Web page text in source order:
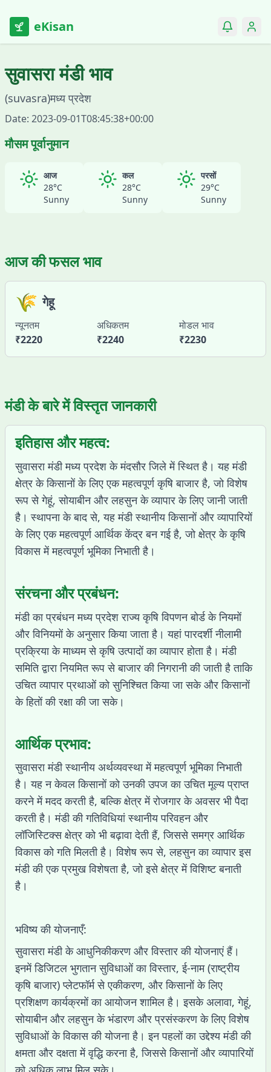
eKisan
सुवासरामंडी भाव
(suvasra)मध्य प्रदेश
Date: 2023-09-01T08:45:38+00:00
मौसम पूर्वानुमान
आज
28°C
Sunny
कल
28°C
Sunny
परसों
29°C
Sunny
आज की फसल भाव
🌾 गेहू
न्यूनतम
₹2220
अधिकतम
₹2240
मोडल भाव
₹2230
मंडी के बारे में विस्तृत जानकारी
इतिहास और महत्व:
सुवासरा मंडी मध्य प्रदेश के मंदसौर जिले में स्थित है। यह मंडी
क्षेत्र के किसानों के लिए एक महत्वपूर्ण कृषि बाजार है, जो विशेष
रूप से गेहूं, सोयाबीन और लहसुन के व्यापार के लिए जानी जाती
है। स्थापना के बाद से, यह मंडी स्थानीय किसानों और व्यापारियों
के लिए एक महत्वपूर्ण आर्थिक केंद्र बन गई है, जो क्षेत्र के कृषि
विकास में महत्वपूर्ण भूमिका निभाती है।
संरचना और प्रबंधन:
मंडी का प्रबंधन मध्य प्रदेश राज्य कृषि विपणन बोर्ड के नियमों
और विनियमों के अनुसार किया जाता है। यहां पारदर्शी नीलामी
प्रक्रिया के माध्यम से कृषि उत्पादों का व्यापार होता है। मंडी
समिति द्वारा नियमित रूप से बाजार की निगरानी की जाती है ताकि
उचित व्यापार प्रथाओं को सुनिश्चित किया जा सके और किसानों
के हितों की रक्षा की जा सके।
आर्थिक प्रभाव:
सुवासरा मंडी स्थानीय अर्थव्यवस्था में महत्वपूर्ण भूमिका निभाती
है। यह न केवल किसानों को उनकी उपज का उचित मूल्य प्राप्त
करने में मदद करती है, बल्कि क्षेत्र में रोजगार के अवसर भी पैदा
करती है। मंडी की गतिविधियां स्थानीय परिवहन और
लॉजिस्टिक्स क्षेत्र को भी बढ़ावा देती हैं, जिससे समग्र आर्थिक
विकास को गति मिलती है। विशेष रूप से, लहसुन का व्यापार इस
मंडी की एक प्रमुख विशेषता है, जो इसे क्षेत्र में विशिष्ट बनाती
है।
भविष्य की योजनाएँ:
सुवासरा मंडी के आधुनिकीकरण और विस्तार की योजनाएं हैं।
इनमें डिजिटल भुगतान सुविधाओं का विस्तार, ई-नाम (राष्ट्रीय
कृषि बाजार) प्लेटफॉर्म से एकीकरण, और किसानों के लिए
प्रशिक्षण कार्यक्रमों का आयोजन शामिल है। इसके अलावा, गेहूं,
सोयाबीन और लहसुन के भंडारण और प्रसंस्करण के लिए विशेष
सुविधाओं के विकास की योजना है। इन पहलों का उद्देश्य मंडी की
क्षमता और दक्षता में वृद्धि करना है, जिससे किसानों और व्यापारियों